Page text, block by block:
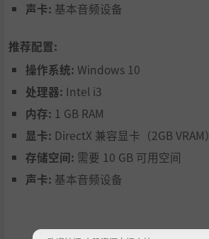
声卡: 基本音频设备
推荐配置:
操作系统: Windows 10
处理器: Intel i3
内存: 1 GB RAM
显卡: DirectX 兼容显卡（2GB VRAM）
存储空间: 需要 10 GB 可用空间
声卡: 基本音频设备